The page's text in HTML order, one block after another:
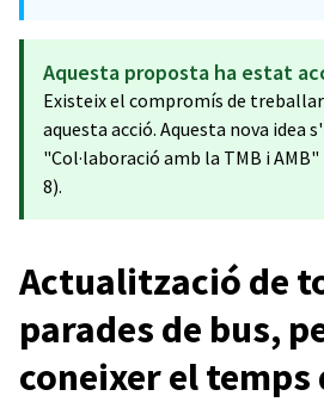
Aquesta proposta ha estat
Existeix el compromís de
aquesta acció. Aquesta nova idea
"Col·laboració amb la TMB i
8).
Actualització de
parades de bus,
coneixer el temps